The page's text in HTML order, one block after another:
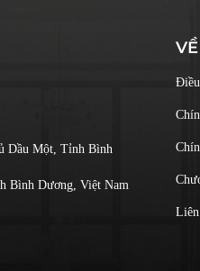
Dầu Một, Tỉnh Bình
Bình Dương, Việt Nam